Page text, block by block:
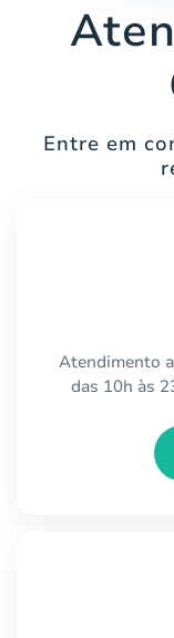
Entre em
Atendimento
das 10h às